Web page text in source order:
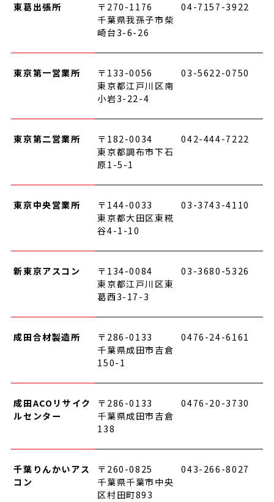
東葛出張所
〒270-1176
千葉県我孫子市柴
崎台3-6-26
04-7157-3922
東京第一営業所
〒133-0056
東京都江戸川区南
小岩3-22-4
03-5622-0750
東京第二営業所
〒182-0034
東京都調布市下石
原1-5-1
042-444-7222
東京中央営業所
〒144-0033
東京都大田区東糀
谷4-1-10
03-3743-4110
新東京アスコン
〒134-0084
東京都江戸川区東
葛西3-17-3
03-3680-5326
成田合材製造所
〒286-0133
千葉県成田市吉倉
150-1
0476-24-6161
成田ACOリサイク
ルセンター
〒286-0133
千葉県成田市吉倉
138
0476-20-3730
千葉りんかいアス
コン
〒260-0825
千葉県千葉市中央
区村田町893
043-266-8027